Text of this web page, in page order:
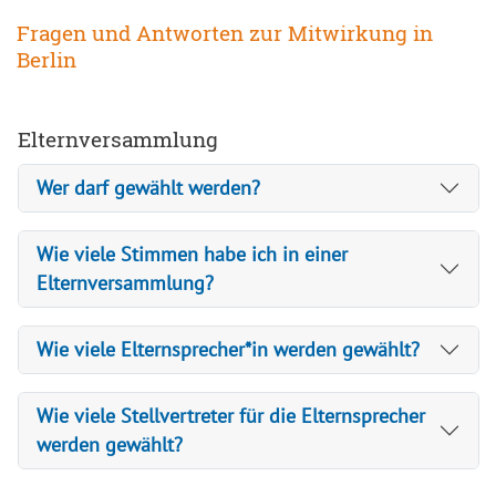
Fragen und Antworten zur Mitwirkung in
Berlin
Elternversammlung
Wer darf gewählt werden?
Wie viele Stimmen habe ich in einer
Elternversammlung?
Wie viele Elternsprecher*in werden gewählt?
Wie viele Stellvertreter für die Elternsprecher
werden gewählt?